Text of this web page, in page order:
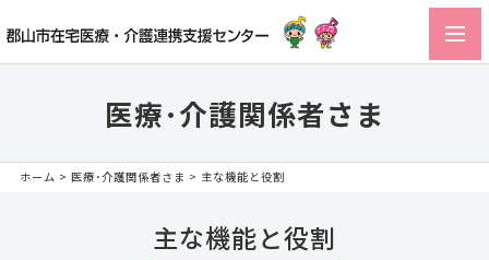
医療･介護関係者さま
ホーム > 医療･介護関係者さま > 主な機能と役割
主な機能と役割